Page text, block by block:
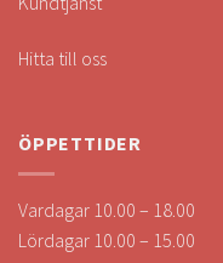
Hitta till oss
ÖPPETTIDER
Vardagar 10.00 – 18.00
Lördagar 10.00 – 15.00